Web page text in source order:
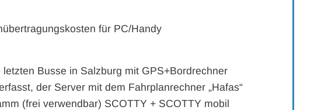
für PC/Handy
Busse in Salzburg mit GPS+Bordrechner
der Server mit dem Fahrplanrechner „Hafas“
(frei verwendbar) SCOTTY + SCOTTY mobil